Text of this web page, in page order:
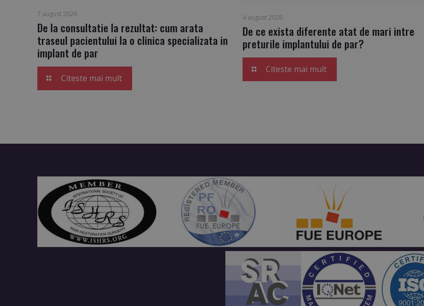
7 august 2026
De la consultatie la rezultat: cum arata
traseul pacientului la o clinica specializata in
implant de par
Citeste mai mult
4 august 2026
De ce exista diferente atat de mari intre
preturile implantului de par?
Citeste mai mult